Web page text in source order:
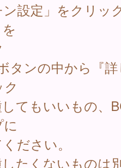
設定」をクリッ
タンの中から『
してもいいもの、
さい。
くないものは